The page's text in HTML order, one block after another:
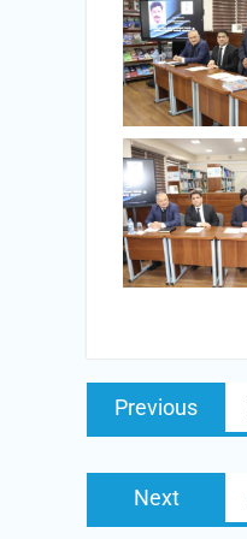
Post
menyusi
Previous
Next